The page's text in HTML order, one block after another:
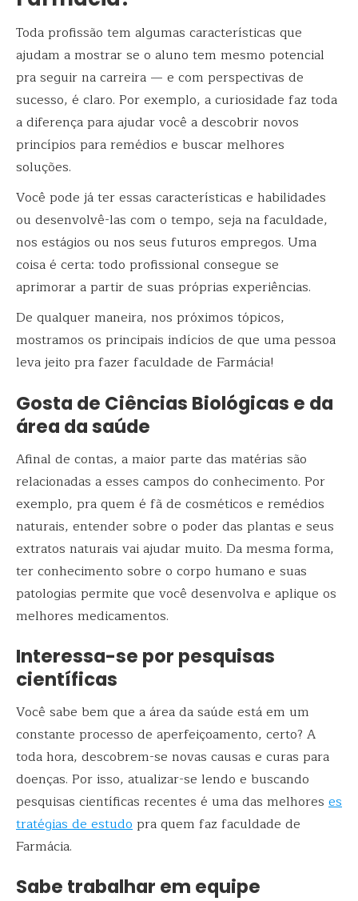
Toda profissão tem algumas características que
ajudam a mostrar se o aluno tem mesmo potencial
pra seguir na carreira — e com perspectivas de
sucesso, é claro. Por exemplo, a curiosidade faz toda
a diferença para ajudar você a descobrir novos
princípios para remédios e buscar melhores
soluções.
Você pode já ter essas características e habilidades
ou desenvolvê-las com o tempo, seja na faculdade,
nos estágios ou nos seus futuros empregos. Uma
coisa é certa: todo profissional consegue se
aprimorar a partir de suas próprias experiências.
De qualquer maneira, nos próximos tópicos,
mostramos os principais indícios de que uma pessoa
leva jeito pra fazer faculdade de Farmácia!
Gosta de Ciências Biológicas e da
área da saúde
Afinal de contas, a maior parte das matérias são
relacionadas a esses campos do conhecimento. Por
exemplo, pra quem é fã de cosméticos e remédios
naturais, entender sobre o poder das plantas e seus
extratos naturais vai ajudar muito. Da mesma forma,
ter conhecimento sobre o corpo humano e suas
patologias permite que você desenvolva e aplique os
melhores medicamentos.
Interessa-se por pesquisas
científicas
Você sabe bem que a área da saúde está em um
constante processo de aperfeiçoamento, certo? A
toda hora, descobrem-se novas causas e curas para
doenças. Por isso, atualizar-se lendo e buscando
pesquisas científicas recentes é uma das melhores es
tratégias de estudopra quem faz faculdade de
Farmácia.
Sabe trabalhar em equipe